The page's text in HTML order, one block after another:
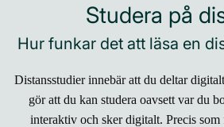
Studera på
Hur funkar det att läsa en
Distansstudier innebär att du deltar
gör att du kan studera oavsett var du
interaktiv och sker digitalt. Precis som